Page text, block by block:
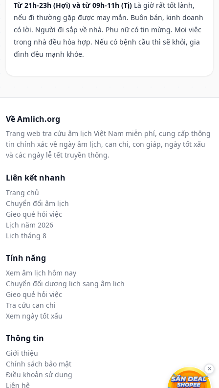
Từ 21h-23h (Hợi) và từ 09h-11h (Tị) Là giờ rất tốt lành,
nếu đi thường gặp được may mắn. Buôn bán, kinh doanh
có lời. Người đi sắp về nhà. Phụ nữ có tin mừng. Mọi việc
trong nhà đều hòa hợp. Nếu có bệnh cầu thì sẽ khỏi, gia
đình đều mạnh khỏe.
Về Amlich.org
Trang web tra cứu âm lịch Việt Nam miễn phí, cung cấp thông
tin chính xác về ngày âm lịch, can chi, con giáp, ngày tốt xấu
và các ngày lễ tết truyền thống.
Liên kết nhanh
Trang chủ
Chuyển đổi âm lịch
Gieo quẻ hỏi việc
Lịch năm 2026
Lịch tháng 8
Tính năng
Xem âm lịch hôm nay
Chuyển đổi dương lịch sang âm lịch
Gieo quẻ hỏi việc
Tra cứu can chi
Xem ngày tốt xấu
Thông tin
Giới thiệu
Chính sách bảo mật
Điều khoản sử dụng
Liên hệ
×